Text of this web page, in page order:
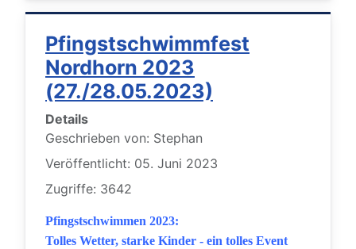
Pfingstschwimmfest
Nordhorn 2023
(27./28.05.2023)
Details
Geschrieben von: Stephan
Veröffentlicht: 05. Juni 2023
Zugriffe: 3642
Pfingstschwimmen 2023:
Tolles Wetter, starke Kinder - ein tolles Event